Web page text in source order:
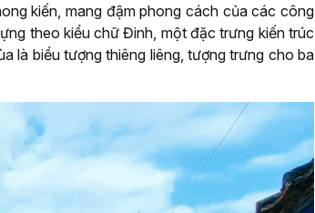
kiến, mang đậm phong cách của các công
theo kiểu chữ Đinh, một đặc trưng kiến trúc
là biểu tượng thiêng liêng, tượng trưng cho ba